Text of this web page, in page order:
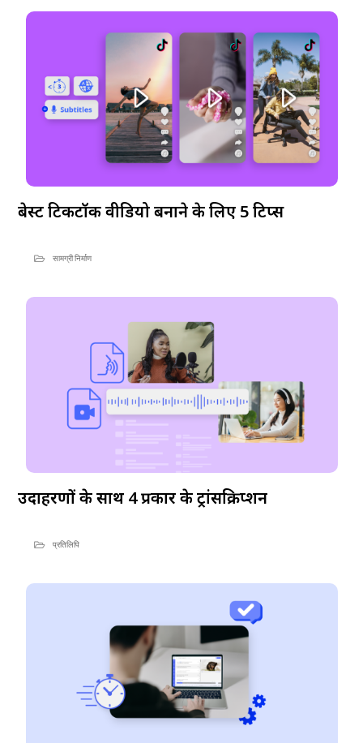
बेस्ट टिकटॉक वीडियो बनाने के लिए 5 टिप्स
सामग्री निर्माण
उदाहरणों के साथ 4 प्रकार के ट्रांसक्रिप्शन
प्रतिलिपि